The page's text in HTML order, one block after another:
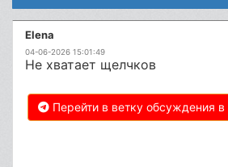
Elena
04-06-2026 15:01:49
Не хватает щелчков
Перейти в ветку обсуждения в